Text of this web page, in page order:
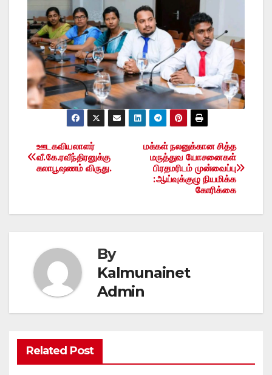
Post
navigation
மக்கள் நலனுக்கான சித்த
மருத்துவ யோசனைகள்
பிரதமரிடம் முன்வைப்பு
:ஆய்வுக்குழு நியமிக்க
கோரிக்கை
ஊடகவியலாளர்
வீ.கே.ரவீந்திரனுக்கு
கலாபூஷணம் விருது.
By
Kalmunainet
Admin
Related Post